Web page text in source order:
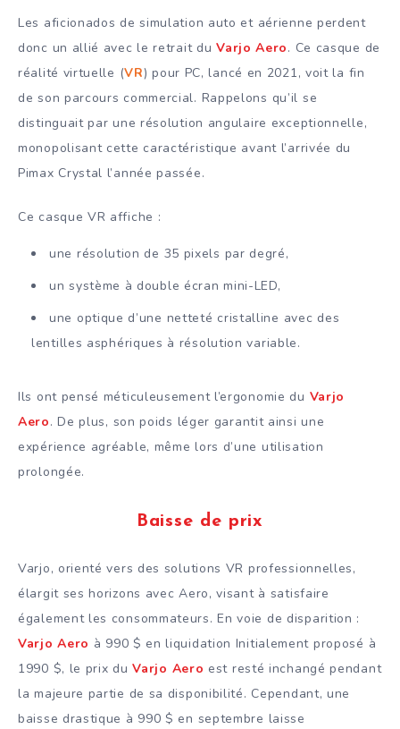
Les aficionados de simulation auto et aérienne perdent
donc un allié avec le retrait duVarjo Aero. Ce casque de
réalité virtuelle (VR) pour PC, lancé en 2021, voit la fin
de son parcours commercial. Rappelons qu’il se
distinguait par une résolution angulaire exceptionnelle,
monopolisant cette caractéristique avant l’arrivée du
Pimax Crystal l’année passée.
Ce casque VR affiche :
une résolution de 35 pixels par degré,
un système à double écran mini-LED,
une optique d’une netteté cristalline avec des
lentilles asphériques à résolution variable.
Ils ont pensé méticuleusement l’ergonomie du Varjo
Aero. De plus, son poids léger garantit ainsi une
expérience agréable, même lors d’une utilisation
prolongée.
Baisse de prix
Varjo, orienté vers des solutions VR professionnelles,
élargit ses horizons avec Aero, visant à satisfaire
également les consommateurs. En voie de disparition :
Varjo Aero à 990 $ en liquidation Initialement proposé à
1990 $, le prix duVarjo Aero est resté inchangé pendant
la majeure partie de sa disponibilité. Cependant, une
baisse drastique à 990 $ en septembre laisse